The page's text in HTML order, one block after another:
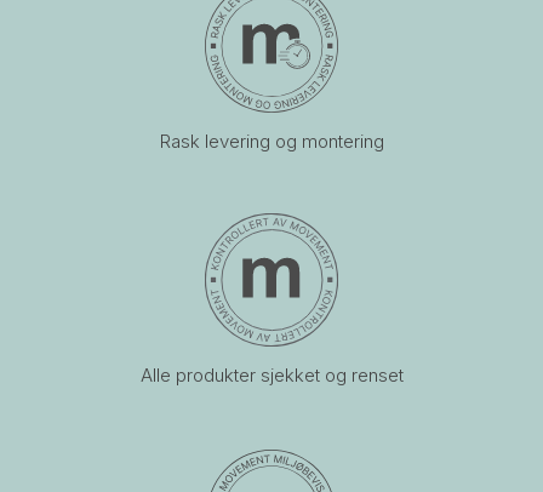
Rask levering og montering
Alle produkter sjekket og renset